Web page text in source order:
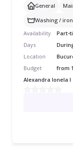
General
Washing /
Availability
Part-
Days
Location
Budget
from
Alexandra Ionela I